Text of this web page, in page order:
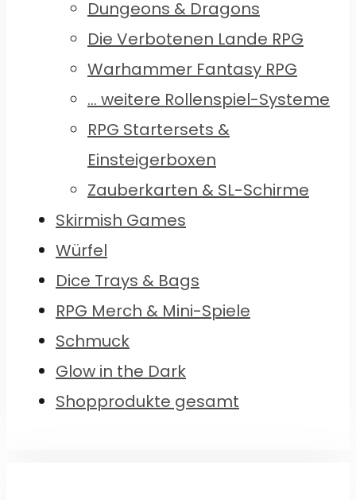
Dungeons & Dragons
Die Verbotenen Lande RPG
Warhammer Fantasy RPG
... weitere Rollenspiel-Systeme
RPG Startersets &
Einsteigerboxen
Zauberkarten & SL-Schirme
Skirmish Games
Würfel
Dice Trays & Bags
RPG Merch & Mini-Spiele
Schmuck
Glow in the Dark
Shopprodukte gesamt